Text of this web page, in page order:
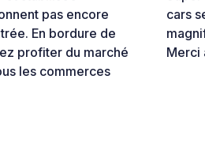
pas encore
En bordure de
profiter du marché
les commerces
cars
Merci